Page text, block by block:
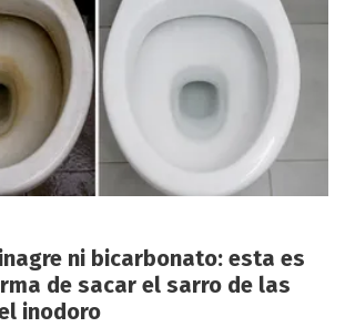
ni bicarbonato: esta es
de sacar el sarro de las
inodoro